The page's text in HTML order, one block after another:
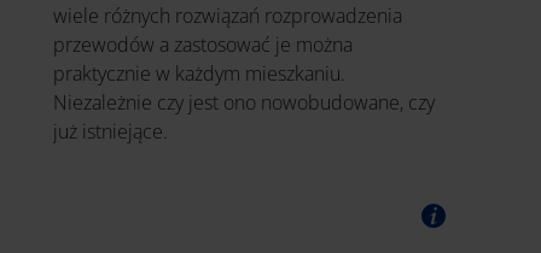
wiele różnych rozwiązań rozprowadzenia
przewodów a zastosować je można
praktycznie w każdym mieszkaniu.
Niezależnie czy jest ono nowobudowane, czy
już istniejące.